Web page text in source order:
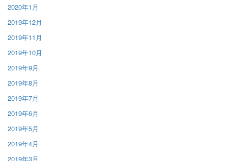
2020年1月
2019年12月
2019年11月
2019年10月
2019年9月
2019年8月
2019年7月
2019年6月
2019年5月
2019年4月
2019年3月